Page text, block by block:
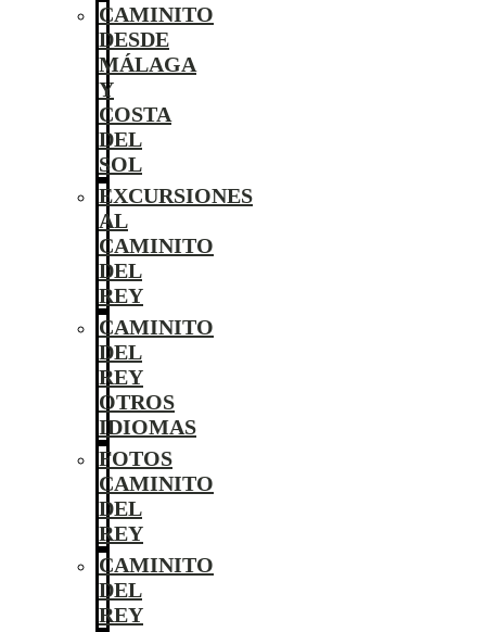
CAMINITO
DESDE
MÁLAGA
Y
COSTA
DEL
SOL
EXCURSIONES
AL
CAMINITO
DEL
REY
CAMINITO
DEL
REY
OTROS
IDIOMAS
FOTOS
CAMINITO
DEL
REY
CAMINITO
DEL
REY